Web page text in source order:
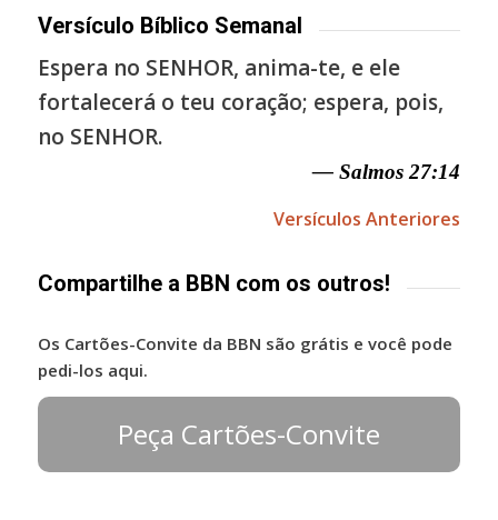
Versículo Bíblico Semanal
Espera no SENHOR, anima-te, e ele
fortalecerá o teu coração; espera, pois,
no SENHOR.
— Salmos 27:14
Versículos Anteriores
Compartilhe a BBN com os outros!
Os Cartões-Convite da BBN são grátis e você pode
pedi-los aqui.
Peça Cartões-Convite